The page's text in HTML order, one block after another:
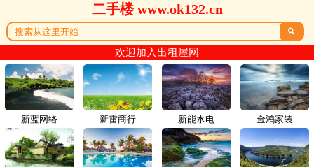
二手楼 www.ok132.cn

欢迎加入出租屋网
新蓝网络 新雷商行 新能水电 金鸿家装